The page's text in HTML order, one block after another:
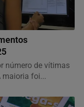
número de vítimas
maioria foi...